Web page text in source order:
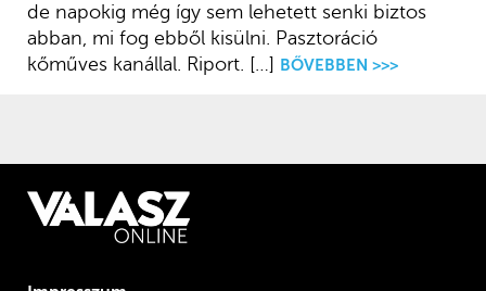
de napokig még így sem lehetett senki biztos
abban, mi fog ebből kisülni. Pasztoráció
kőműves kanállal. Riport. […]
BŐVEBBEN >>>